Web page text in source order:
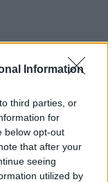
Information
third parties, or
for
below opt-out
that after your
seeing
utilized by
00:00:18
vienoje
00:00:50
tarp
meška